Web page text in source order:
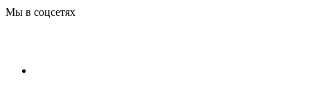
Мы в соцсетях